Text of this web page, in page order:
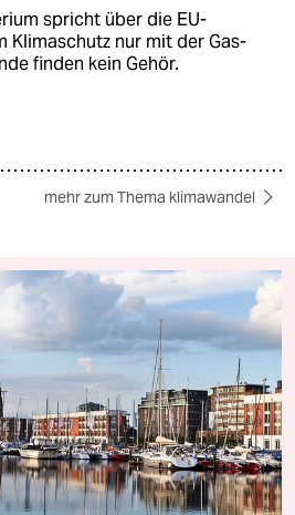
spricht über die EU-
Klimaschutz nur mit der Gas-
finden kein Gehör.
mehr zum Thema klimawandel